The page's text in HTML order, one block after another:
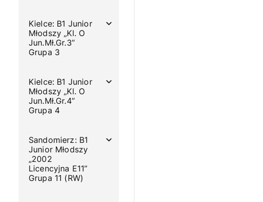
Kielce: B1 Junior
Młodszy „Kl. O
Jun.Mł.Gr.3”
Grupa 3
Kielce: B1 Junior
Młodszy „Kl. O
Jun.Mł.Gr.4”
Grupa 4
Sandomierz: B1
Junior Młodszy
„2002
Licencyjna E11”
Grupa 11 (RW)